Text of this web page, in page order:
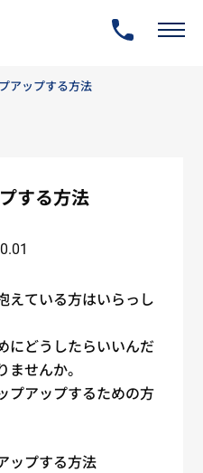
アップする方法
する方法
えている方はいらっし
にどうしたらいいんだ
せんか。
プアップするための方
ップする方法